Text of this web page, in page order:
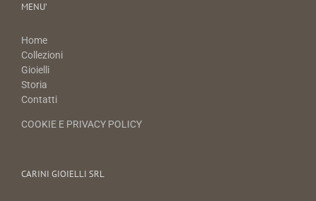
MENU’
Home
Collezioni
Gioielli
Storia
Contatti
COOKIE E PRIVACY POLICY
CARINI GIOIELLI SRL